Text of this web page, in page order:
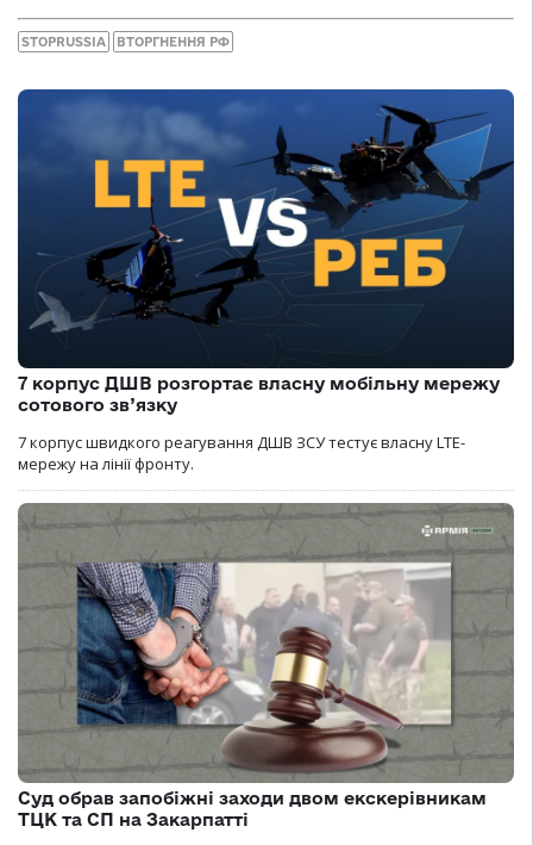
STOPRUSSIA ВТОРГНЕННЯ РФ
7 корпус ДШВ розгортає власну мобільну мережу
сотового зв’язку
7 корпус швидкого реагування ДШВ ЗСУ тестує власну LTE-
мережу на лінії фронту.
Суд обрав запобіжні заходи двом екскерівникам
ТЦК та СП на Закарпатті